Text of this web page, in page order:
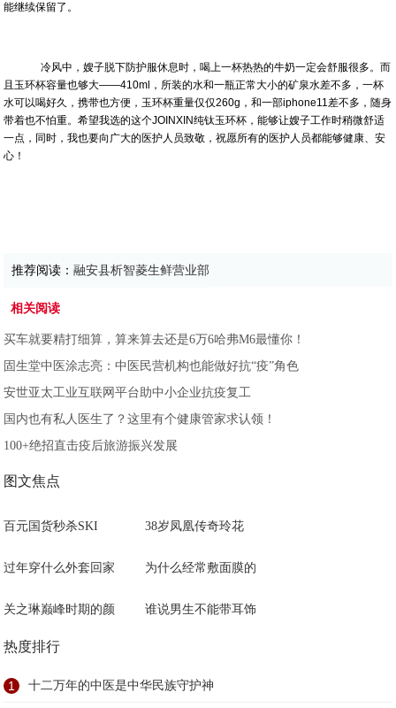
能继续保留了。
冷风中，嫂子脱下防护服休息时，喝上一杯热热的牛奶一定会舒服很多。而
且玉环杯容量也够大——410ml，所装的水和一瓶正常大小的矿泉水差不多，一杯
水可以喝好久，携带也方便，玉环杯重量仅仅260g，和一部iphone11差不多，随身
带着也不怕重。希望我选的这个JOINXIN纯钛玉环杯，能够让嫂子工作时稍微舒适
一点，同时，我也要向广大的医护人员致敬，祝愿所有的医护人员都能够健康、安
心！
推荐阅读：融安县析智菱生鲜营业部
相关阅读
买车就要精打细算，算来算去还是6万6哈弗M6最懂你！
固生堂中医涂志亮：中医民营机构也能做好抗“疫”角色
安世亚太工业互联网平台助中小企业抗疫复工
国内也有私人医生了？这里有个健康管家求认领！
100+绝招直击疫后旅游振兴发展
图文焦点
百元国货秒杀SKI 38岁凤凰传奇玲花
过年穿什么外套回家 为什么经常敷面膜的
关之琳巅峰时期的颜 谁说男生不能带耳饰
热度排行
1 十二万年的中医是中华民族守护神